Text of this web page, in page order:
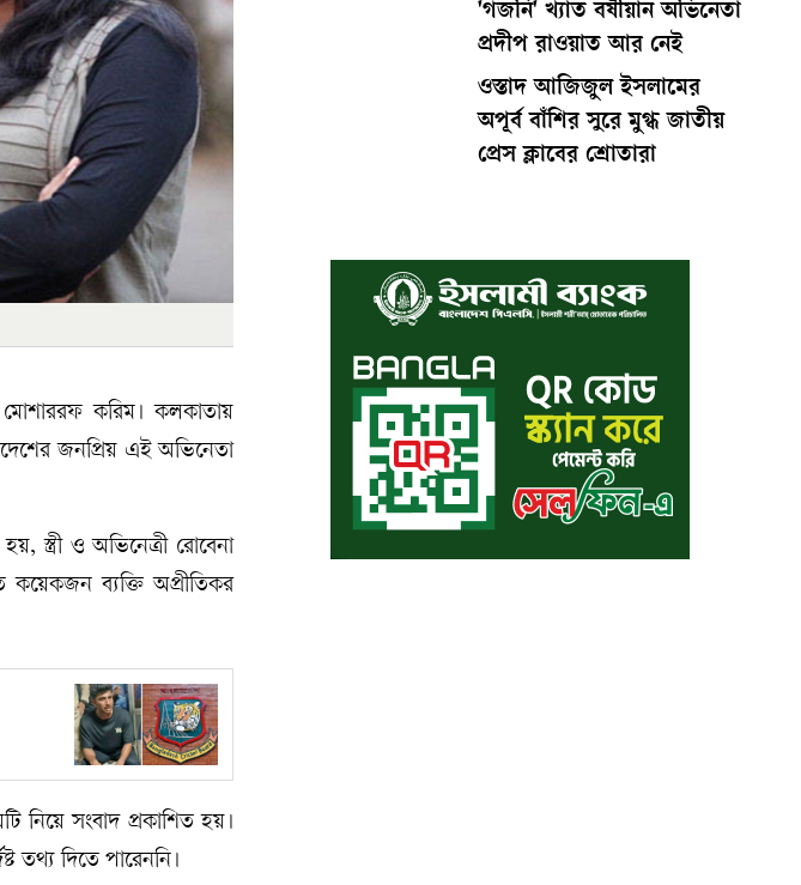
করিম। কলকাতায়
জনপ্রিয় এই অভিনেতা
স্ত্রী ও অভিনেত্রী রোবেনা
কয়েকজন ব্যক্তি অপ্রীতিকর
নিয়ে সংবাদ প্রকাশিত হয়।
তথ্য দিতে পারেননি।
'গজনি' খ্যাত বর্ষীয়ান অভিনেতা
প্রদীপ রাওয়াত আর নেই
ওস্তাদ আজিজুল ইসলামের
অপূর্ব বাঁশির সুরে মুগ্ধ জাতীয়
প্রেস ক্লাবের শ্রোতারা